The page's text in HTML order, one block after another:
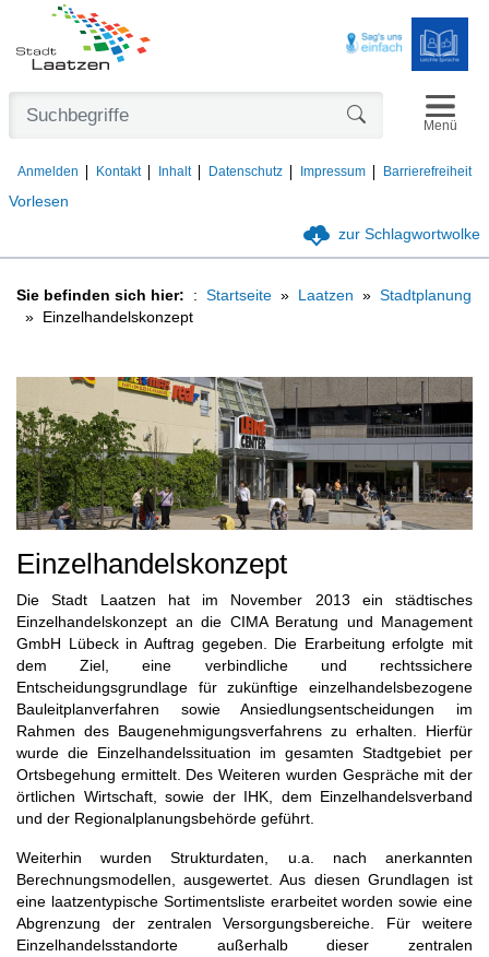
Vorlesen
Anmelden Kontakt Inhalt Datenschutz Impressum Barrierefreiheit
Menü
zur Schlagwortwolke
Sie befinden sich hier: Startseite Laatzen
Stadtplanung
Einzelhandelskonzept
Einzelhandelskonzept
Die Stadt Laatzen hat im November 2013 ein städtisches
Einzelhandelskonzept an die CIMA Beratung und Management
GmbH Lübeck in Auftrag gegeben. Die Erarbeitung erfolgte mit
dem Ziel, eine verbindliche und rechtssichere
Entscheidungsgrundlage für zukünftige einzelhandelsbezogene
Bauleitplanverfahren sowie Ansiedlungsentscheidungen im
Rahmen des Baugenehmigungsverfahrens zu erhalten. Hierfür
wurde die Einzelhandelssituation im gesamten Stadtgebiet per
Ortsbegehung ermittelt. Des Weiteren wurden Gespräche mit der
örtlichen Wirtschaft, sowie der IHK, dem Einzelhandelsverband
und der Regionalplanungsbehörde geführt.
Weiterhin wurden Strukturdaten, u.a. nach anerkannten
Berechnungsmodellen, ausgewertet. Aus diesen Grundlagen ist
eine laatzentypische Sortimentsliste erarbeitet worden sowie eine
Abgrenzung der zentralen Versorgungsbereiche. Für weitere
Einzelhandelsstandorte außerhalb dieser zentralen